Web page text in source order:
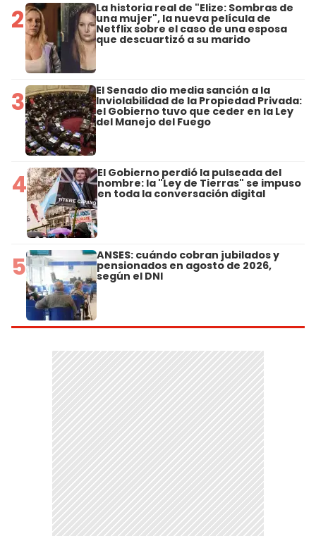
2 La historia real de "Elize: Sombras de
una mujer", la nueva película de
Netflix sobre el caso de una esposa
que descuartizó a su marido
3 El Senado dio media sanción a la
Inviolabilidad de la Propiedad Privada:
el Gobierno tuvo que ceder en la Ley
del Manejo del Fuego
4 El Gobierno perdió la pulseada del
nombre: la "Ley de Tierras" se impuso
en toda la conversación digital
5 ANSES: cuándo cobran jubilados y
pensionados en agosto de 2026,
según el DNI